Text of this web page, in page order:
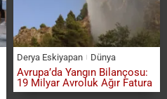
Derya Eskiyapan Dünya
Avrupa’da Yangın Bilançosu:
19 Milyar Avroluk Ağır Fatura